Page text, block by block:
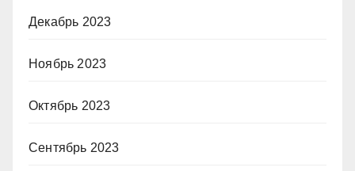
Декабрь 2023
Ноябрь 2023
Октябрь 2023
Сентябрь 2023